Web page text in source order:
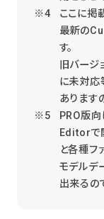
ここに掲
最新の
す。
旧バー
に未対応
あります
PRO版
Editorで
と各種フ
モデルデ
出来るの